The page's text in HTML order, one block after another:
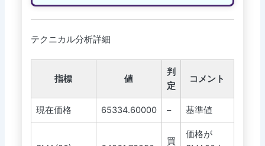
テクニカル分析詳細
指標 値
判
定
コメント
現在価格 65334.60000 – 基準値
買
価格が